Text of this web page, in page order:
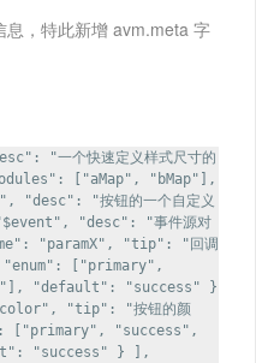
息，特此新增 avm.meta 字
"一个快速定义样式尺寸的
["aMap", "bMap"],
"按钮的一个自定义
"desc": "事件源对
"paramX", "tip": "回调
["primary",
"default": "success" }
"tip": "按钮的颜
"success",
"success" } ],